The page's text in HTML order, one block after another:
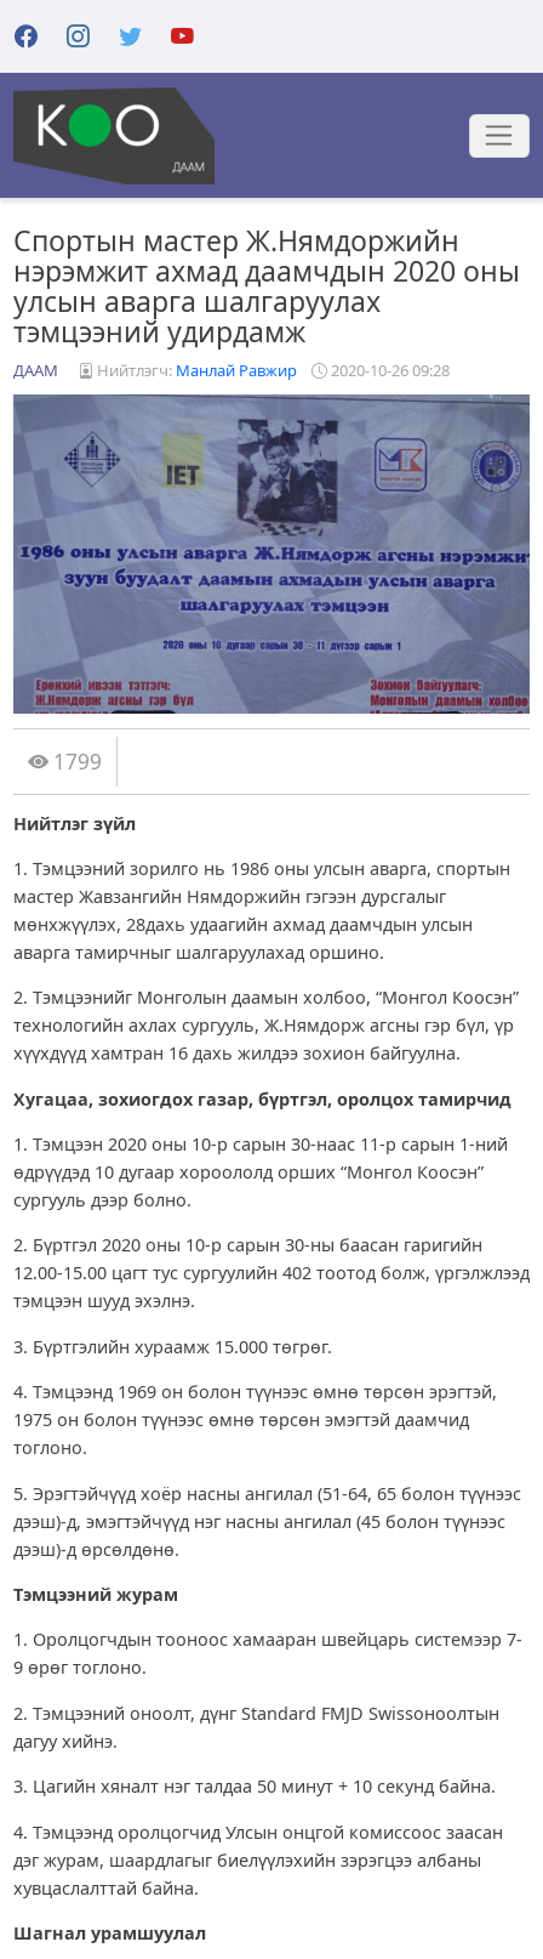
Спортын мастер Ж.Нямдоржийн
нэрэмжит ахмад даамчдын 2020 оны
улсын аварга шалгаруулах
тэмцээний удирдамж
ДААМ Нийтлэгч: Манлай Равжир 2020-10-26 09:28
1799
Нийтлэг зүйл
1. Тэмцээний зорилго нь 1986 оны улсын аварга, спортын
мастер Жавзангийн Нямдоржийн гэгээн дурсгалыг
мөнхжүүлэх, 28дахь удаагийн ахмад даамчдын улсын
аварга тамирчныг шалгаруулахад оршино.
2. Тэмцээнийг Монголын даамын холбоо, “Монгол Коосэн”
технологийн ахлах сургууль, Ж.Нямдорж агсны гэр бүл, үр
хүүхдүүд хамтран 16 дахь жилдээ зохион байгуулна.
Хугацаа, зохиогдох газар, бүртгэл, оролцох тамирчид
1. Тэмцээн 2020 оны 10-р сарын 30-наас 11-р сарын 1-ний
өдрүүдэд 10 дугаар хороололд орших “Монгол Коосэн”
сургууль дээр болно.
2. Бүртгэл 2020 оны 10-р сарын 30-ны баасан гаригийн
12.00-15.00 цагт тус сургуулийн 402 тоотод болж, үргэлжлээд
тэмцээн шууд эхэлнэ.
3. Бүртгэлийн хураамж 15.000 төгрөг.
4. Тэмцээнд 1969 он болон түүнээс өмнө төрсөн эрэгтэй,
1975 он болон түүнээс өмнө төрсөн эмэгтэй даамчид
тоглоно.
5. Эрэгтэйчүүд хоёр насны ангилал (51-64, 65 болон түүнээс
дээш)-д, эмэгтэйчүүд нэг насны ангилал (45 болон түүнээс
дээш)-д өрсөлдөнө.
Тэмцээний журам
1. Оролцогчдын тооноос хамааран швейцарь системээр 7-
9 өрөг тоглоно.
2. Тэмцээний оноолт, дүнг Standard FMJD Swissоноолтын
дагуу хийнэ.
3. Цагийн хяналт нэг талдаа 50 минут + 10 секунд байна.
4. Тэмцээнд оролцогчид Улсын онцгой комиссоос заасан
дэг журам, шаардлагыг биелүүлэхийн зэрэгцээ албаны
хувцаслалттай байна.
Шагнал урамшуулал